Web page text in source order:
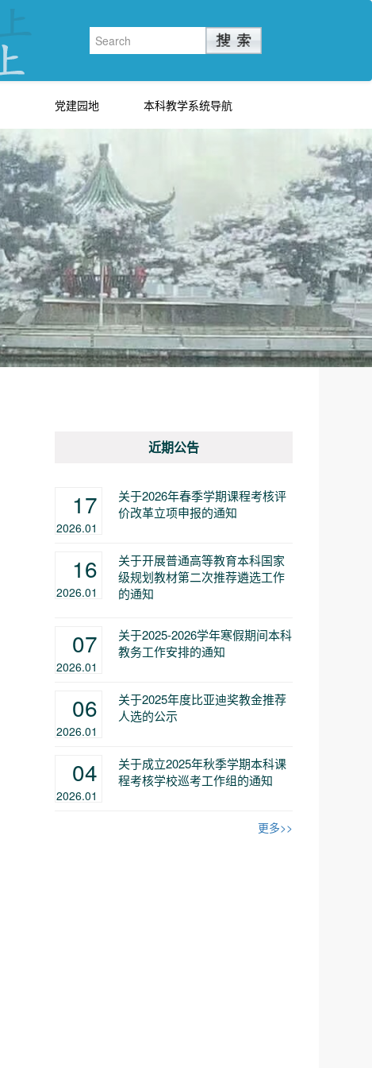
党建园地 本科教学系统导航
近期公告
17
2026.01
关于2026年春季学期课程考核评
价改革立项申报的通知
16
2026.01
关于开展普通高等教育本科国家
级规划教材第二次推荐遴选工作
的通知
07
2026.01
关于2025-2026学年寒假期间本科
教务工作安排的通知
06
2026.01
关于2025年度比亚迪奖教金推荐
人选的公示
04
2026.01
关于成立2025年秋季学期本科课
程考核学校巡考工作组的通知
更多>>